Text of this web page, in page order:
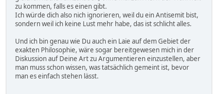
zu kommen, falls es einen gibt.
Ich würde dich also nich ignorieren, weil du ein Antisemit bist,
sondern weil ich keine Lust mehr habe, das ist schlicht alles.
Und ich bin genau wie Du auch ein Laie auf dem Gebiet der
exakten Philosophie, wäre sogar bereitgewesen mich in der
Diskussion auf Deine Art zu Argumentieren einzustellen, aber
man muss schon wissen, was tatsächlich gemeint ist, bevor
man es einfach stehen lässt.